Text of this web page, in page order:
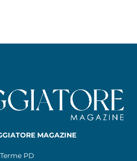
MAGAZINE
PD